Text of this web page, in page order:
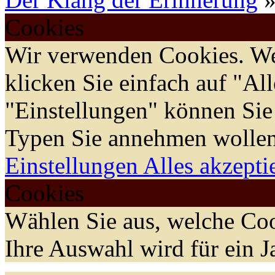
Cookies
Wir verwenden Cookies.
klicken Sie einfach auf
"Einstellungen" können
Typen Sie annehmen
Einstellungen Alles
Cookies
Wählen Sie aus, welche
Ihre Auswahl wird für ein